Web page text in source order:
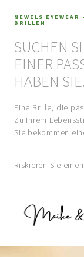
NEWELS
BRILLEN
SUCHEN
EINER
HABEN SIE.
Eine Brille, die
Zu Ihrem
Sie bekommen
Riskieren Sie